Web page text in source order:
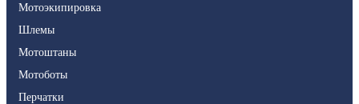
Мотоэкипировка
Шлемы
Мотоштаны
Мотоботы
Перчатки